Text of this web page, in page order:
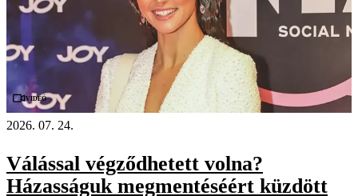
Videó
2026. 07. 24.
Válással végződhetett volna?
Házasságuk megmentéséért küzdött